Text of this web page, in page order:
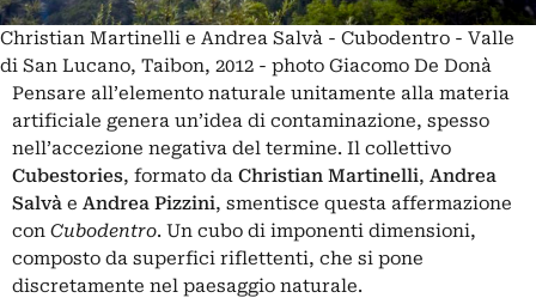
Christian Martinelli e Andrea Salvà - Cubodentro - Valle
di San Lucano, Taibon, 2012 - photo Giacomo De Donà
Pensare all’elemento naturale unitamente alla materia
artificiale genera un’idea di contaminazione, spesso
nell’accezione negativa del termine. Il collettivo
Cubestories, formato da Christian Martinelli, Andrea
Salvà e Andrea Pizzini, smentisce questa affermazione
con Cubodentro. Un cubo di imponenti dimensioni,
composto da superfici riflettenti, che si pone
discretamente nel paesaggio naturale.